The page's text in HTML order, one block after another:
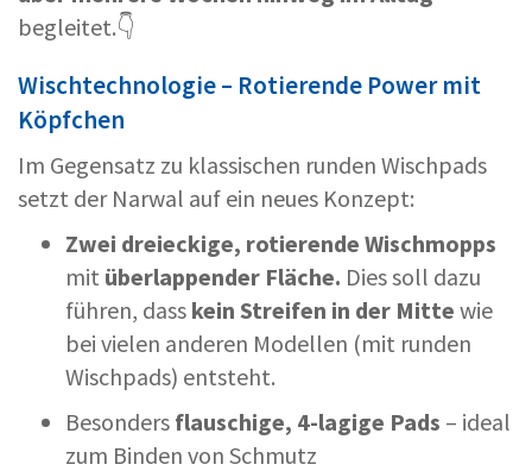
begleitet.👇
Wischtechnologie – Rotierende Power mit
Köpfchen
Im Gegensatz zu klassischen runden Wischpads
setzt der Narwal auf ein neues Konzept:
Zwei dreieckige, rotierende Wischmopps
mit überlappender Fläche. Dies soll dazu
führen, dass kein Streifen in der Mitte wie
bei vielen anderen Modellen (mit runden
Wischpads) entsteht.
Besonders flauschige, 4-lagige Pads – ideal
zum Binden von Schmutz